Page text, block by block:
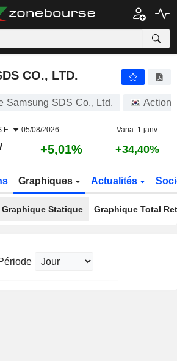
CO., LTD.
Samsung SDS Co., Ltd. Actions
05/08/2026 Varia. 1 janv.
+5,01% +34,40%
Graphiques Actualités
Graphique Statique Graphique Total